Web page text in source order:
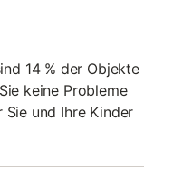
14 % der Objekte
keine Probleme
und Ihre Kinder